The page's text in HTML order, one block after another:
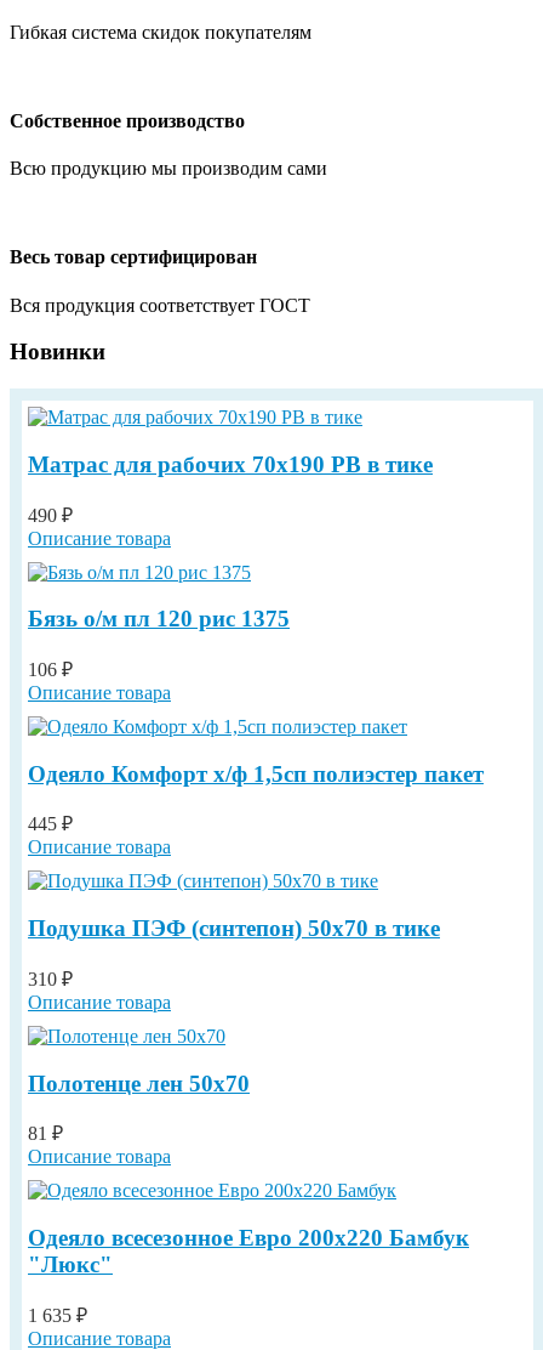
Гибкая система скидок покупателям
Собственное производство
Всю продукцию мы производим сами
Весь товар сертифицирован
Вся продукция соответствует ГОСТ
Новинки
Матрас для рабочих 70х190 РВ в тике
490 ₽
Описание товара
Бязь о/м пл 120 рис 1375
106 ₽
Описание товара
Одеяло Комфорт х/ф 1,5сп полиэстер пакет
445 ₽
Описание товара
Подушка ПЭФ (синтепон) 50х70 в тике
310 ₽
Описание товара
Полотенце лен 50х70
81 ₽
Описание товара
Одеяло всесезонное Евро 200х220 Бамбук
"Люкс"
1 635 ₽
Описание товара